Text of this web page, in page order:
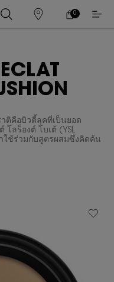
ร้าน
ค้า
ตะกร้า
0
0 PRODUCT IN
ติคือบิวตี้ลุคที่เป็นยอด
ลร็องต์ โบเต้ (YSL
ใช้ร่วมกับสูตรผสมซึ่งคิดค้น